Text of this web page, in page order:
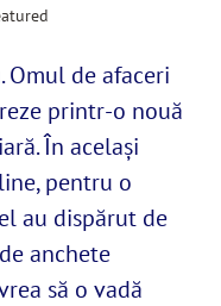
de afaceri
printr-o nouă
În același
pentru o
au dispărut de
anchete
să o vadă